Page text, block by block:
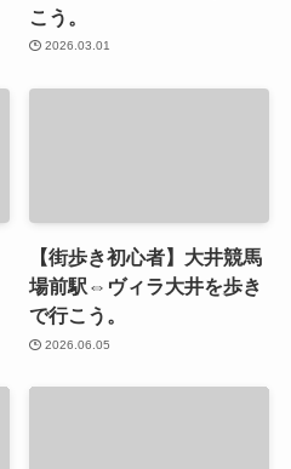
こう。
2026.03.01
【街歩き初心者】大井競馬
場前駅⇔ヴィラ大井を歩き
で行こう。
2026.06.05